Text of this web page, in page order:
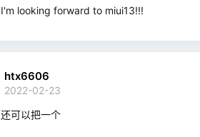
I'm looking forward to miui13!!!
htx6606
2022-02-23
还可以把一个